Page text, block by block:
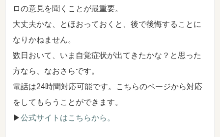
ロの意見を聞くことが最重要。
大丈夫かな、とほおっておくと、後で後悔することに
なりかねません。
数日おいて、いま自覚症状が出てきたかな？と思った
方なら、なおさらです。
電話は24時間対応可能です。こちらのページから対応
をしてもらうことができます。
▶公式サイトはこちらから。